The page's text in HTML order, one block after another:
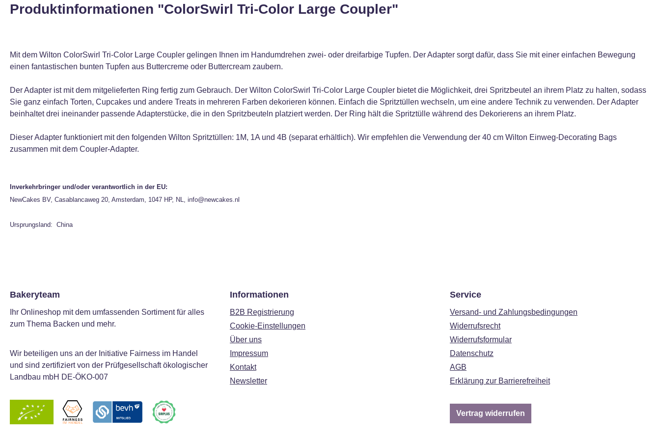
Produktinformationen "ColorSwirl Tri-Color Large Coupler"
Mit dem Wilton ColorSwirl Tri-Color Large Coupler gelingen Ihnen im Handumdrehen zwei- oder dreifarbige Tupfen. Der Adapter sorgt dafür, dass Sie mit einer einfachen Bewegung
einen fantastischen bunten Tupfen aus Buttercreme oder Buttercream zaubern.
Der Adapter ist mit dem mitgelieferten Ring fertig zum Gebrauch. Der Wilton ColorSwirl Tri-Color Large Coupler bietet die Möglichkeit, drei Spritzbeutel an ihrem Platz zu halten, sodass
Sie ganz einfach Torten, Cupcakes und andere Treats in mehreren Farben dekorieren können. Einfach die Spritztüllen wechseln, um eine andere Technik zu verwenden. Der Adapter
beinhaltet drei ineinander passende Adapterstücke, die in den Spritzbeuteln platziert werden. Der Ring hält die Spritztülle während des Dekorierens an ihrem Platz.
Dieser Adapter funktioniert mit den folgenden Wilton Spritztüllen: 1M, 1A und 4B (separat erhältlich). Wir empfehlen die Verwendung der 40 cm Wilton Einweg-Decorating Bags
zusammen mit dem Coupler-Adapter.
Inverkehrbringer und/oder verantwortlich in der EU:
NewCakes BV, Casablancaweg 20, Amsterdam, 1047 HP, NL, info@newcakes.nl
Ursprungsland: China
Bakeryteam
Ihr Onlineshop mit dem umfassenden Sortiment für alles
zum Thema Backen und mehr.
Wir beteiligen uns an der Initiative Fairness im Handel
und sind zertifiziert von der Prüfgesellschaft ökologischer
Landbau mbH DE-ÖKO-007
Informationen
B2B Registrierung
Cookie-Einstellungen
Über uns
Impressum
Kontakt
Newsletter
Service
Versand- und Zahlungsbedingungen
Widerrufsrecht
Widerrufsformular
Datenschutz
AGB
Erklärung zur Barrierefreiheit
Vertrag widerrufen